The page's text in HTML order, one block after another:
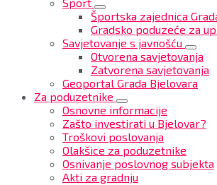
Športska zajednica
Gradsko poduzeće za
Savjetovanje s javnošću
Otvorena savjetovanja
Zatvorena savjetovanja
Geoportal Grada Bjelovara
Za poduzetnike
Osnovne informacije
Zašto investirati u Bjelovar?
Troškovi poslovanja
Olakšice za poduzetnike
Osnivanje poslovnog subjekta
Akti za gradnju